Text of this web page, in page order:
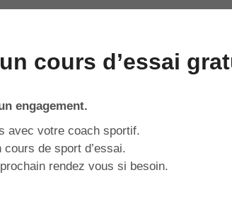
cours d’essai
engagement.
avec votre coach sportif.
de sport d’essai.
rendez vous si besoin.